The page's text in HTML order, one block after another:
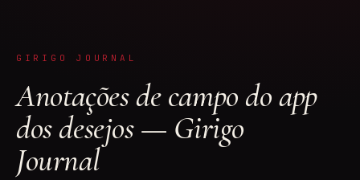
GIRIGO JOURNAL
Anotações de campo do app
dos desejos — Girigo
Journal